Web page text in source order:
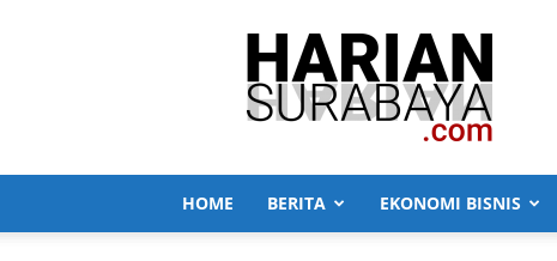
Harian
Surabaya
HOME BERITA EKONOMI BISNIS